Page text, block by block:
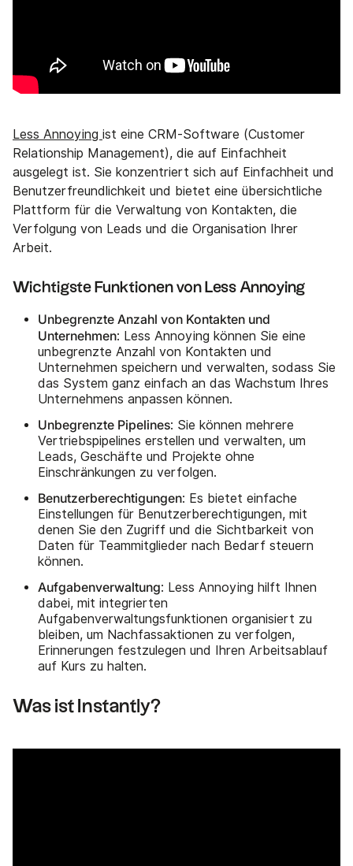
Less Annoying ist eine CRM-Software (Customer
Relationship Management), die auf Einfachheit
ausgelegt ist. Sie konzentriert sich auf Einfachheit und
Benutzerfreundlichkeit und bietet eine übersichtliche
Plattform für die Verwaltung von Kontakten, die
Verfolgung von Leads und die Organisation Ihrer
Arbeit.
Wichtigste Funktionen von Less Annoying
Unbegrenzte Anzahl von Kontakten und
Unternehmen: Less Annoying können Sie eine
unbegrenzte Anzahl von Kontakten und
Unternehmen speichern und verwalten, sodass Sie
das System ganz einfach an das Wachstum Ihres
Unternehmens anpassen können.
Unbegrenzte Pipelines: Sie können mehrere
Vertriebspipelines erstellen und verwalten, um
Leads, Geschäfte und Projekte ohne
Einschränkungen zu verfolgen.
Benutzerberechtigungen: Es bietet einfache
Einstellungen für Benutzerberechtigungen, mit
denen Sie den Zugriff und die Sichtbarkeit von
Daten für Teammitglieder nach Bedarf steuern
können.
Aufgabenverwaltung: Less Annoying hilft Ihnen
dabei, mit integrierten
Aufgabenverwaltungsfunktionen organisiert zu
bleiben, um Nachfassaktionen zu verfolgen,
Erinnerungen festzulegen und Ihren Arbeitsablauf
auf Kurs zu halten.
Was ist Instantly?